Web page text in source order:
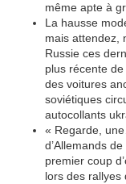
même apte à
La hausse
mais attendez,
Russie ces
plus récente
des voitures
soviétiques
autocollants
« Regarde,
d’Allemands
premier coup
lors des rallyes